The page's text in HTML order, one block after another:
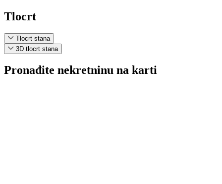
Tlocrt
Tlocrt stana
3D tlocrt stana
Pronađite nekretninu na karti